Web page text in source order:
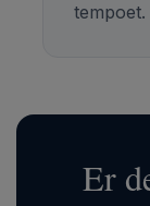
tempoet.
Er